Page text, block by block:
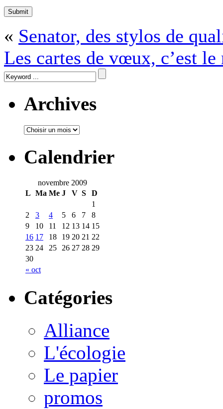
« Senator, des stylos de
Les cartes de vœux, c’est
Archives
Calendrier
novembre 2009
L Ma Me J V S D
« oct
1
2
3 4 5 6 7
8
9
10 11 12 13 14 15
16 17 18 19 20 21 22
23 24 25 26 27 28 29
30
Catégories
Alliance
L'écologie
Le papier
promos